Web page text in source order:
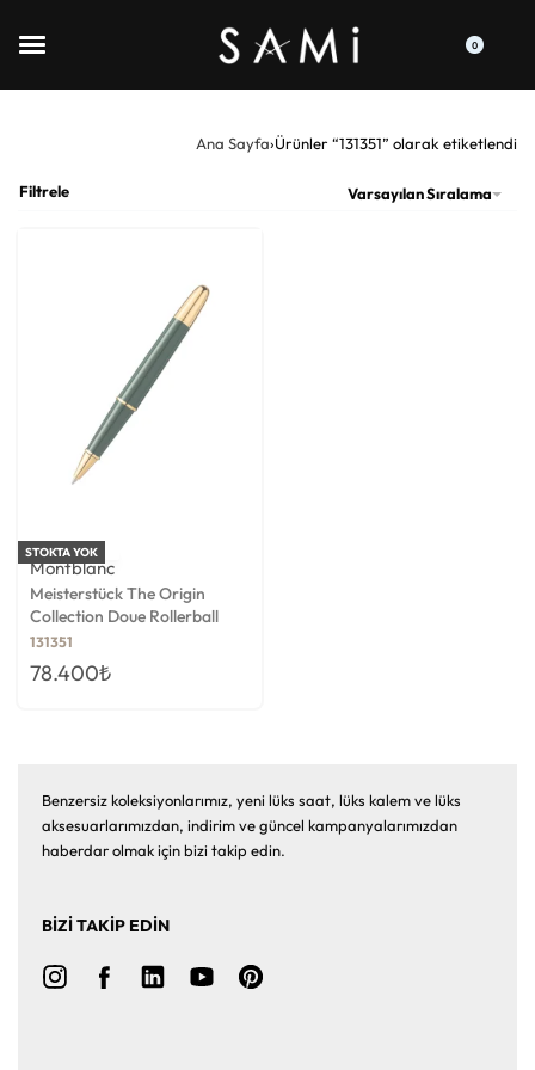
0
Ana Sayfa›Ürünler “131351” olarak etiketlendi
Varsayılan Sıralama
Filtrele
STOKTA YOK
Montblanc
Meisterstück The Origin
Collection Doue Rollerball
Kalem
131351
78.400₺
Benzersiz koleksiyonlarımız, yeni lüks saat, lüks kalem ve lüks
aksesuarlarımızdan, indirim ve güncel kampanyalarımızdan
haberdar olmak için bizi takip edin.
BİZİ TAKİP EDİN